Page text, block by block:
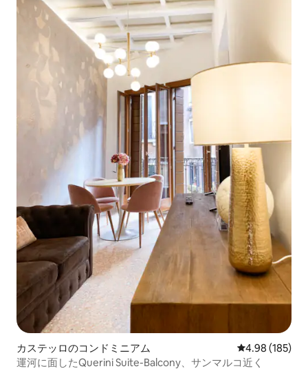
カステッロのコンドミニアム レビュー185
4.98 (185)
運河に面したQuerini Suite-Balcony、サンマルコ近く